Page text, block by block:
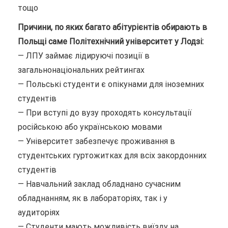
тощо
Причини, по яких багато абітурієнтів обирають в
Польщі саме Політехнічний університет у Лодзі:
— ЛПУ займає лідируючі позиції в
загальнонаціональних рейтингах
— Польські студенти є опікунами для іноземних
студентів
— При вступі до вузу проходять консультації
російською або українською мовами
— Університет забезпечує проживання в
студентських гуртожитках для всіх закордонних
студентів
— Навчальний заклад обладнано сучасним
обладнанням, як в лабораторіях, так і у
аудиторіях